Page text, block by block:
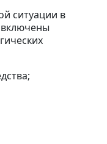
ситуации в